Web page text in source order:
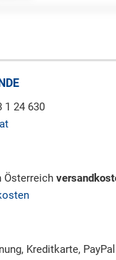
1 24 630
Österreich
Kreditkarte,